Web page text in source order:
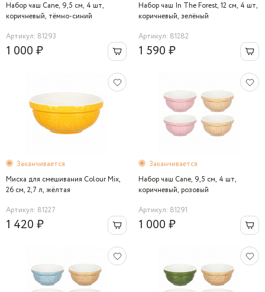
Набор чаш Cane, 9,5 см, 4 шт,
коричневый, тёмно-синий
Артикул: 81293
1 000 ₽
Набор чаш In The Forest, 12 см, 4 шт,
коричневый, зелёный
Артикул: 81282
1 590 ₽
Заканчивается
Миска для смешивания Colour Mix,
26 см, 2,7 л, жёлтая
Артикул: 81227
1 420 ₽
Заканчивается
Набор чаш Cane, 9,5 см, 4 шт,
коричневый, розовый
Артикул: 81291
1 000 ₽